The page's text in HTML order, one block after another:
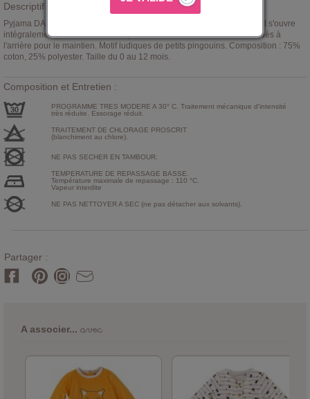
Descriptif :
Pyjama DAN
blanc aux finitions jaune en velours rasé. Il s'ouvre
intégralement par le devant en Y par boutons pression. Pieds élastiqués à
l'arrière pour le maintien. Motif ludiques de petits pingouins. Composition : 75%
coton, 25% polyester. Taille du 0 au 12 mois.
Composition et Entretien :
PROGRAMME TRES MODERE A 30° C. Traitement mécanique d'intensité
très réduite. Essorage réduit.
TRAITEMENT DE CHLORAGE PROSCRIT
(blanchiment au chlore).
NE PAS SECHER EN TAMBOUR.
TEMPERATURE DE REPASSAGE BASSE.
Température maximale de repassage : 110 °C.
Vapeur interdite
NE PAS NETTOYER A SEC (ne pas détacher aux solvants).
Partager :
A associer...